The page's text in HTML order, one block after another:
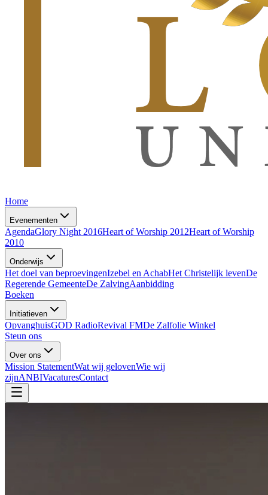
Home
Evenementen
AgendaGlory Night 2016Heart of Worship 2012Heart of Worship
2010
Onderwijs
Het doel van beproevingenIzebel en AchabHet Christelijk levenDe
Regerende GemeenteDe ZalvingAanbidding
Boeken
Initiatieven
OpvanghuisGOD RadioRevival FMDe Zalfolie Winkel
Steun ons
Over ons
Mission StatementWat wij gelovenWie wij
zijnANBIVacaturesContact